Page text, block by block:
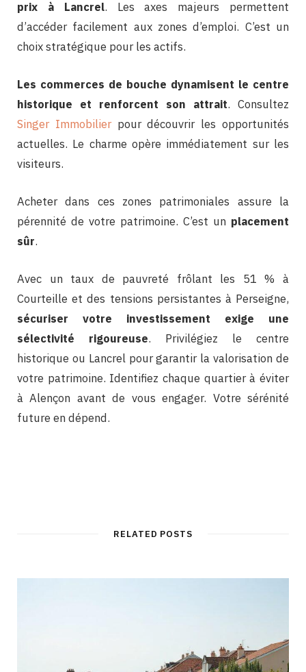
prix à Lancrel. Les axes majeurs permettent
d’accéder facilement aux zones d’emploi. C’est un
choix stratégique pour les actifs.
Les commerces de bouche dynamisent le centre
historique et renforcent son attrait. Consultez
Singer Immobilierpour découvrir les opportunités
actuelles. Le charme opère immédiatement sur les
visiteurs.
Acheter dans ces zones patrimoniales assure la
pérennité de votre patrimoine. C’est un placement
sûr.
Avec un taux de pauvreté frôlant les 51 % à
Courteille et des tensions persistantes à Perseigne,
sécuriser votre investissement exige une
sélectivité rigoureuse. Privilégiez le centre
historique ou Lancrel pour garantir la valorisation de
votre patrimoine. Identifiez chaque quartier à éviter
à Alençon avant de vous engager. Votre sérénité
future en dépend.
RELATED POSTS